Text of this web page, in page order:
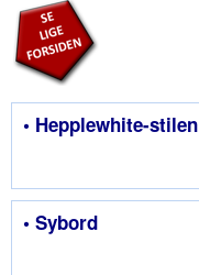
• Hepplewhite-stilen
• Sybord